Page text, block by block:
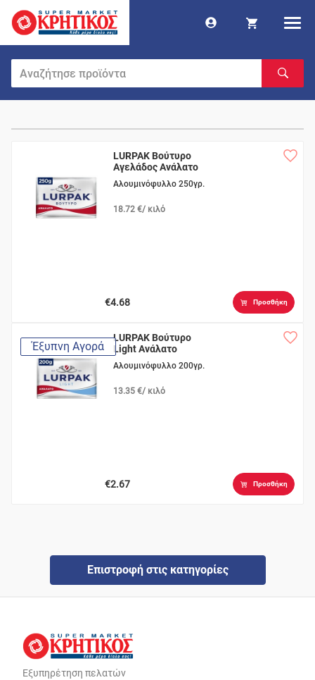
LURPAK Βούτυρο
Αγελάδος Ανάλατο
Αλουμινόφυλλο 250γρ.
18.72 €/ κιλό
€4.68 Προσθήκη
Έξυπνη Αγορά
LURPAK Βούτυρο
Light Ανάλατο
Αλουμινόφυλλο 200γρ.
13.35 €/ κιλό
€2.67 Προσθήκη
Επιστροφή στις κατηγορίες
Εξυπηρέτηση πελατών